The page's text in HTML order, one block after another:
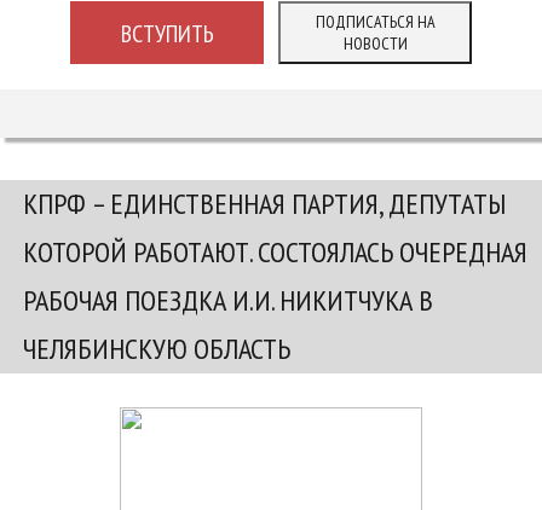
ВСТУПИТЬ
ПОДПИСАТЬСЯ НА
НОВОСТИ
КПРФ – ЕДИНСТВЕННАЯ ПАРТИЯ, ДЕПУТАТЫ
КОТОРОЙ РАБОТАЮТ. СОСТОЯЛАСЬ ОЧЕРЕДНАЯ
РАБОЧАЯ ПОЕЗДКА И.И. НИКИТЧУКА В
ЧЕЛЯБИНСКУЮ ОБЛАСТЬ